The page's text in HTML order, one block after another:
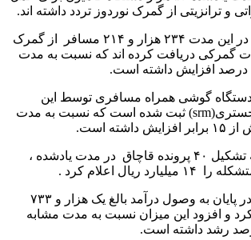
و ترانزیتی از گمرک نوردوز تردد داشته اند.
وی در ادامه افزود: در این مدت ۲۳۴ هزار و ۲۱۴ مسافر از گمرک
گمرکی دریافت کرده اند که نسبت به مدت
همین مدت ۹۶۹ دستگاه گوشی همراه مسافری توسط این
گمرک در سامانه رجستری(srm) ثبت شده است که نسبت به مدت
است.
تقی زاده با اشاره به تشکیل ۴۰ پرونده قاچاق در مدت یادشده ،
ریال اعلام کرد .
مدیر گمرک نوردوز در پایان به وصول درآمد بالغ یک هزار و ۷۳۳
کرد و افزود این میزان نسبت به مدت مشابه